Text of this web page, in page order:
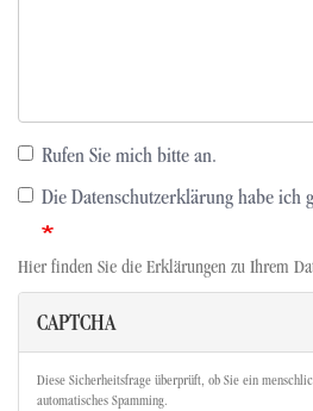
Rufen Sie mich bitte an.
Die Datenschutzerklärung habe ich
Hier finden Sie die Erklärungen zu Ihrem
CAPTCHA
Diese Sicherheitsfrage überprüft, ob Sie ein
automatisches Spamming.